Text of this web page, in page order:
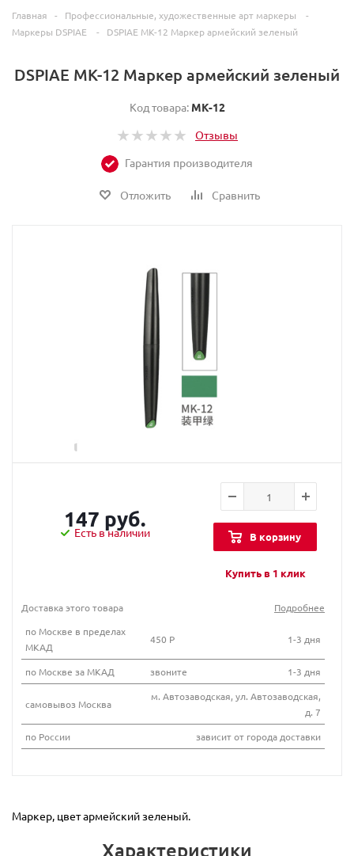
Главная - Профессиональные, художественные арт маркеры
-
Маркеры DSPIAE
- DSPIAE MK-12 Маркер армейский зеленый
DSPIAE MK-12 Маркер армейский зеленый
Код товара: MK-12
Отзывы
Гарантия производителя
Отложить Сравнить
147 руб.
Есть в наличии В корзину
Купить в 1 клик
Доставка этого товара
Подробнее
по Москве в пределах
МКАД
450 Р 1-3 дня
по Москве за МКАД звоните 1-3 дня
самовывоз Москва
м. Автозаводская, ул. Автозаводская,
д. 7
по России
зависит от города доставки
Маркер, цвет армейский зеленый.
Характеристики